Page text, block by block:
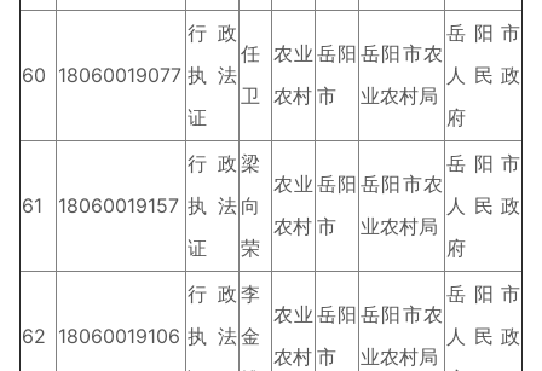
60 18060019077
行政
执法
证
任
卫
农业
农村
岳阳
市
岳阳市农
业农村局
岳阳市
人民政
府
61 18060019157
行政
执法
证
梁
向
荣
农业
农村
岳阳
市
岳阳市农
业农村局
岳阳市
人民政
府
62 18060019106
行政
执法
李
金
农业
农村
岳阳
市
岳阳市农
业农村局
岳阳市
人民政